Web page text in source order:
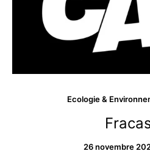
Ecologie &
26 novembre